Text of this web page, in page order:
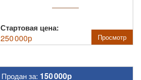
Стартовая цена:
250 000р Просмотр
Продан за: 150 000р